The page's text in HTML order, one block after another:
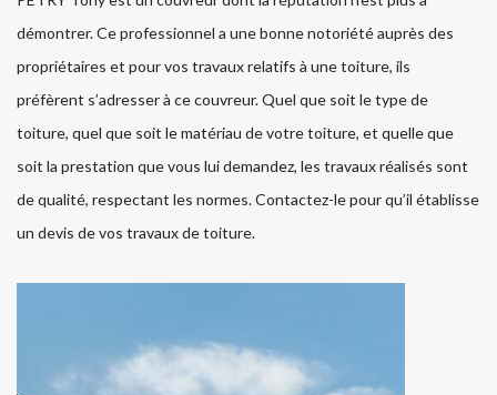
démontrer. Ce professionnel a une bonne notoriété auprès des
propriétaires et pour vos travaux relatifs à une toiture, ils
préfèrent s’adresser à ce couvreur. Quel que soit le type de
toiture, quel que soit le matériau de votre toiture, et quelle que
soit la prestation que vous lui demandez, les travaux réalisés sont
de qualité, respectant les normes. Contactez-le pour qu’il établisse
un devis de vos travaux de toiture.